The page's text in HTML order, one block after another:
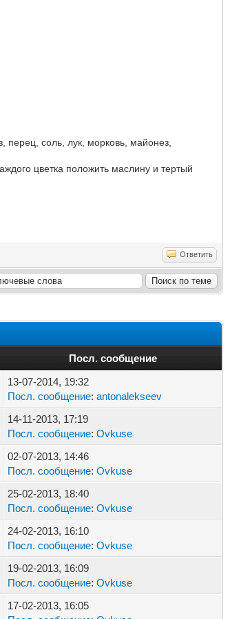
перец, соль, лук, морковь, майонез,
цветка положить маслину и тертый
Ответить
Посл. сообщение
13-07-2014, 19:32
Посл. сообщение: antonalekseev
14-11-2013, 17:19
Посл. сообщение: Ovkuse
02-07-2013, 14:46
Посл. сообщение: Ovkuse
25-02-2013, 18:40
Посл. сообщение: Ovkuse
24-02-2013, 16:10
Посл. сообщение: Ovkuse
19-02-2013, 16:09
Посл. сообщение: Ovkuse
17-02-2013, 16:05